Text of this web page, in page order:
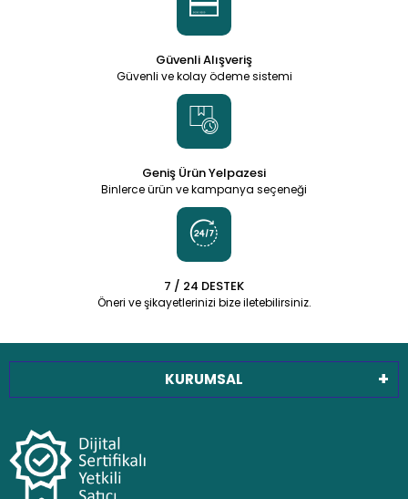
Güvenli Alışveriş
Güvenli ve kolay ödeme sistemi
Geniş Ürün Yelpazesi
Binlerce ürün ve kampanya seçeneği
7 / 24 DESTEK
Öneri ve şikayetlerinizi bize iletebilirsiniz.
KURUMSAL